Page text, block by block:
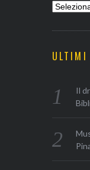
ULTIMI
Il